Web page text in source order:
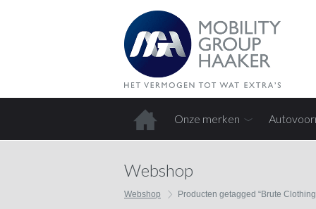
Onze merken
Webshop
Webshop Producten getagged “Brute